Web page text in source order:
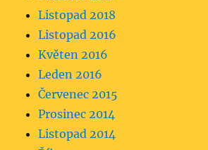
Listopad 2018
Listopad 2016
Květen 2016
Leden 2016
Červenec 2015
Prosinec 2014
Listopad 2014